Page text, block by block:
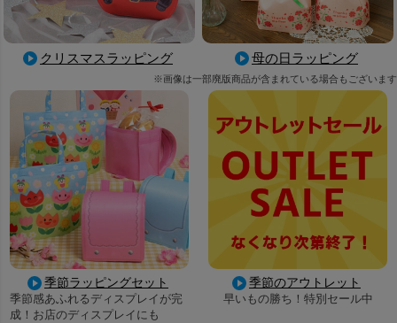
クリスマスラッピング 母の日ラッピング
※画像は一部廃版商品が含まれている場合もございます
季節ラッピングセット
季節感あふれるディスプレイが完
成！お店のディスプレイにも
季節のアウトレット
早いもの勝ち！特別セール中